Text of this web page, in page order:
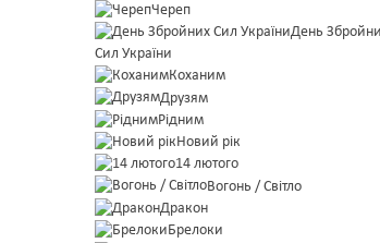
Череп
День
Сил України
Коханим
Друзям
Рідним
Новий рік
14 лютого
Вогонь / Світло
Дракон
Брелоки